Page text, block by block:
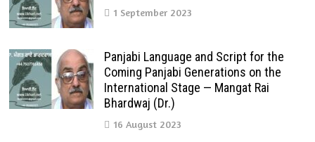
1 September 2023
Panjabi Language and Script for the
Coming Panjabi Generations on the
International Stage — Mangat Rai
Bhardwaj (Dr.)
16 August 2023